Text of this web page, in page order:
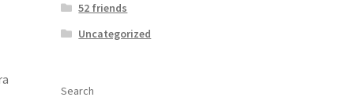
52 friends
Uncategorized
Search